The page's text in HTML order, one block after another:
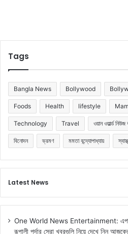
Tags
Bangla News Bollywood
Foods Health lifestyle
Technology Travel ওয়ান ওয়ার্ল্ড নিউজ
বিনোদন ভ্রমণ মমতা বন্দ্যোপাধ্যায়
Latest News
One World News Entertainment:
রূপালী পর্দার সেরা খবরগুলি নিয়ে দেখে নিন